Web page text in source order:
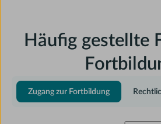
Häufig gestellte
Zugang zur Fortbildung